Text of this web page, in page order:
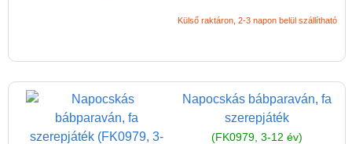
Külső raktáron, 2-3 napon belül szállítható
Napocskás bábparaván, fa
szerepjáték
(FK0979, 3-12 év)